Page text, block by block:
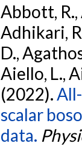
Abbott, R.,
Adhikari,
D.,
Aiello, L.,
(2022).
scalar
data.